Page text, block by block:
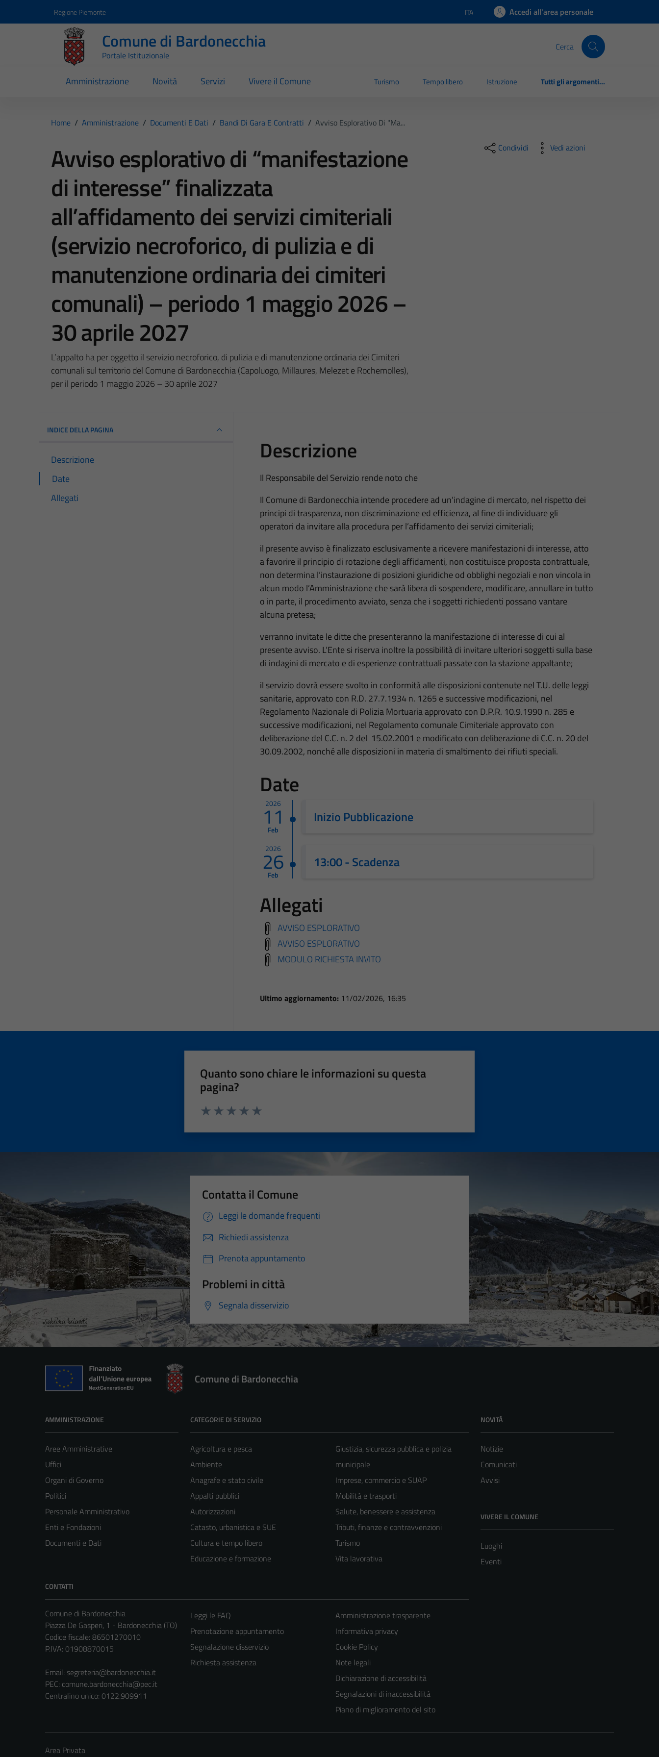
Regione Piemonte Lingua attiva:
ITA Accedi all'area personale
Comune di Bardonecchia
Portale Istituzionale
Cerca
Amministrazione Novità Servizi Vivere il Comune Turismo Tempo libero Istruzione Tutti gli argomenti...
Home / Amministrazione / Documenti E Dati / Bandi Di Gara E Contratti / Avviso Esplorativo Di "ma...
Avviso esplorativo di “manifestazione
di interesse” finalizzata
all’affidamento dei servizi cimiteriali
(servizio necroforico, di pulizia e di
manutenzione ordinaria dei cimiteri
comunali) – periodo 1 maggio 2026 –
30 aprile 2027
L’appalto ha per oggetto il servizio necroforico, di pulizia e di manutenzione ordinaria dei Cimiteri
comunali sul territorio del Comune di Bardonecchia (Capoluogo, Millaures, Melezet e Rochemolles),
per il periodo 1 maggio 2026 – 30 aprile 2027
Condividi Vedi azioni
INDICE DELLA PAGINA
Descrizione
Date
Allegati
Descrizione
Il Responsabile del Servizio rende noto che
Il Comune di Bardonecchia intende procedere ad un’indagine di mercato, nel rispetto dei
principi di trasparenza, non discriminazione ed efficienza, al fine di individuare gli
operatori da invitare alla procedura per l’affidamento dei servizi cimiteriali;
il presente avviso è finalizzato esclusivamente a ricevere manifestazioni di interesse, atto
a favorire il principio di rotazione degli affidamenti, non costituisce proposta contrattuale,
non determina l’instaurazione di posizioni giuridiche od obblighi negoziali e non vincola in
alcun modo l’Amministrazione che sarà libera di sospendere, modificare, annullare in tutto
o in parte, il procedimento avviato, senza che i soggetti richiedenti possano vantare
alcuna pretesa;
verranno invitate le ditte che presenteranno la manifestazione di interesse di cui al
presente avviso. L’Ente si riserva inoltre la possibilità di invitare ulteriori soggetti sulla base
di indagini di mercato e di esperienze contrattuali passate con la stazione appaltante;
il servizio dovrà essere svolto in conformità alle disposizioni contenute nel T.U. delle leggi
sanitarie, approvato con R.D. 27.7.1934 n. 1265 e successive modificazioni, nel
Regolamento Nazionale di Polizia Mortuaria approvato con D.P.R. 10.9.1990 n. 285 e
successive modificazioni, nel Regolamento comunale Cimiteriale approvato con
deliberazione del C.C. n. 2 del 15.02.2001 e modificato con deliberazione di C.C. n. 20 del
30.09.2002, nonché alle disposizioni in materia di smaltimento dei rifiuti speciali.
Date
2026
11
Feb
Inizio Pubblicazione
2026
26
Feb
13:00 - Scadenza
Allegati
AVVISO ESPLORATIVO
AVVISO ESPLORATIVO
MODULO RICHIESTA INVITO
Ultimo aggiornamento: 11/02/2026, 16:35
Quanto sono chiare le informazioni su questa
pagina?
Contatta il Comune
Leggi le domande frequenti
Richiedi assistenza
Prenota appuntamento
Problemi in città
Segnala disservizio
Comune di Bardonecchia
AMMINISTRAZIONE
Aree Amministrative
Uffici
Organi di Governo
Politici
Personale Amministrativo
Enti e Fondazioni
Documenti e Dati
CATEGORIE DI SERVIZIO
Agricoltura e pesca
Ambiente
Anagrafe e stato civile
Appalti pubblici
Autorizzazioni
Catasto, urbanistica e SUE
Cultura e tempo libero
Educazione e formazione
Giustizia, sicurezza pubblica e polizia
municipale
Imprese, commercio e SUAP
Mobilità e trasporti
Salute, benessere e assistenza
Tributi, finanze e contravvenzioni
Turismo
Vita lavorativa
NOVITÀ
Notizie
Comunicati
Avvisi
VIVERE IL COMUNE
Luoghi
Eventi
CONTATTI
Comune di Bardonecchia
Piazza De Gasperi, 1 - Bardonecchia (TO)
Codice fiscale: 86501270010
P.IVA: 01908870015
Email: segreteria@bardonecchia.it
PEC: comune.bardonecchia@pec.it
Centralino unico: 0122.909911
Leggi le FAQ
Prenotazione appuntamento
Segnalazione disservizio
Richiesta assistenza
Amministrazione trasparente
Informativa privacy
Cookie Policy
Note legali
Dichiarazione di accessibilità
Segnalazioni di inaccessibilità
Piano di miglioramento del sito
Area Privata
Tecnici
Questi cookie
sono necessari
per il
funzionamento